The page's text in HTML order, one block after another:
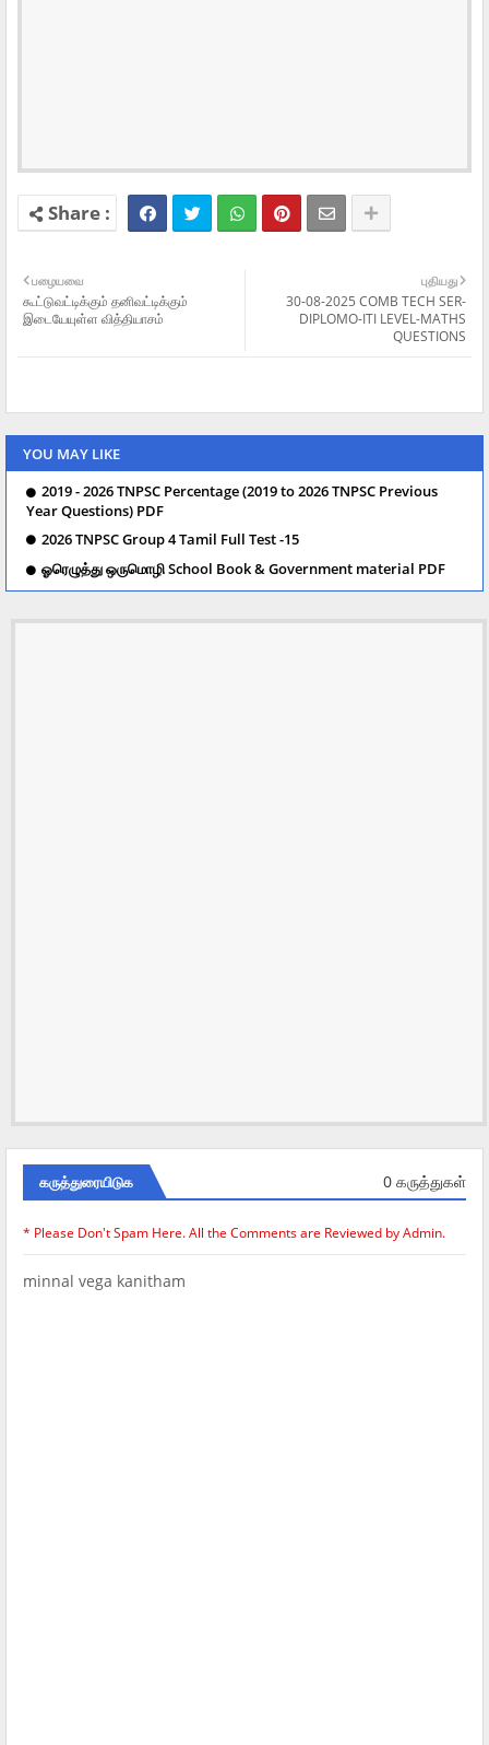
புதியது
30-08-2025 COMB TECH SER-
DIPLOMO-ITI LEVEL-MATHS
QUESTIONS
பழையவை
கூட்டுவட்டிக்கும் தனிவட்டிக்கும்
இடையேயுள்ள வித்தியாசம்
YOU MAY LIKE
2019 - 2026 TNPSC Percentage (2019 to 2026 TNPSC Previous
Year Questions) PDF
2026 TNPSC Group 4 Tamil Full Test -15
ஓரெழுத்து ஒருமொழி School Book & Government material PDF
கருத்துரையிடுக 0 கருத்துகள்
* Please Don't Spam Here. All the Comments are Reviewed by Admin.
minnal vega kanitham